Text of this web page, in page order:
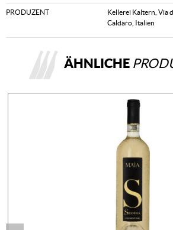
PRODUZENT
Kellerei Kaltern, Via
Caldaro, Italien
ÄHNLICHE